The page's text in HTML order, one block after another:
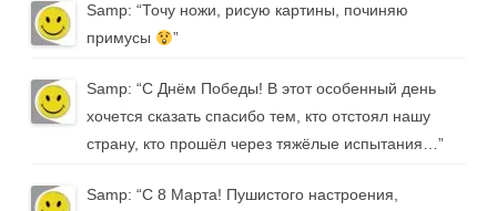
Samp: “Точу ножи, рисую картины, починяю
примусы
”
Samp: “С Днём Победы! В этот особенный день
хочется сказать спасибо тем, кто отстоял нашу
страну, кто прошёл через тяжёлые испытания… ”
Samp: “С 8 Марта! Пушистого настроения,